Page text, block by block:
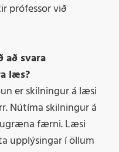
prófessor við
að svara
læs?
er skilningur á læsi
Nútíma skilningur á
færni. Læsi
upplýsingar í öllum